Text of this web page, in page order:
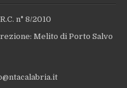
n° 8/2010
Melito di Porto Salvo